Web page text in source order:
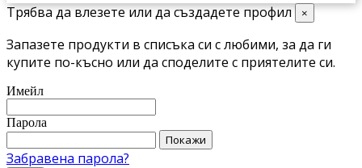
Трябва да влезете или да създадете профил ×
Запазете продукти в списъка си с любими, за да ги
купите по-късно или да споделите с приятелите си.
Имейл
Парола
Покажи
Забравена парола?